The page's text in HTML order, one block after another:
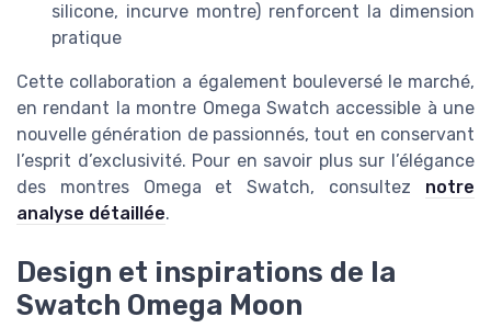
silicone, incurve montre) renforcent la dimension
pratique
Cette collaboration a également bouleversé le marché,
en rendant la montre Omega Swatch accessible à une
nouvelle génération de passionnés, tout en conservant
l’esprit d’exclusivité. Pour en savoir plus sur l’élégance
des montres Omega et Swatch, consultez notre
analyse détaillée.
Design et inspirations de la
Swatch Omega Moon